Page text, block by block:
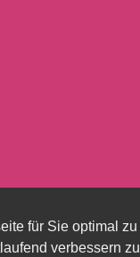
für Sie optimal zu
verbessern zu